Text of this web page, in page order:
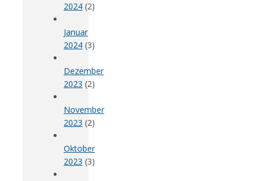
2024 (2)
Januar
2024 (3)
Dezember
2023 (2)
November
2023 (2)
Oktober
2023 (3)